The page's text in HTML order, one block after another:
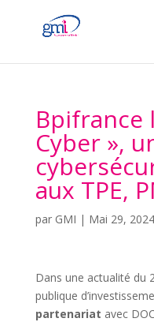
Bpifrance
Cyber »,
aux TPE,
par GMI | Mai 29, 2024
Dans une actualité du
publique
partenariat avec